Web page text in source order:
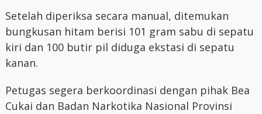
Setelah diperiksa secara manual, ditemukan
bungkusan hitam berisi 101 gram sabu di sepatu
kiri dan 100 butir pil diduga ekstasi di sepatu
kanan.
Petugas segera berkoordinasi dengan pihak Bea
Cukai dan Badan Narkotika Nasional Provinsi